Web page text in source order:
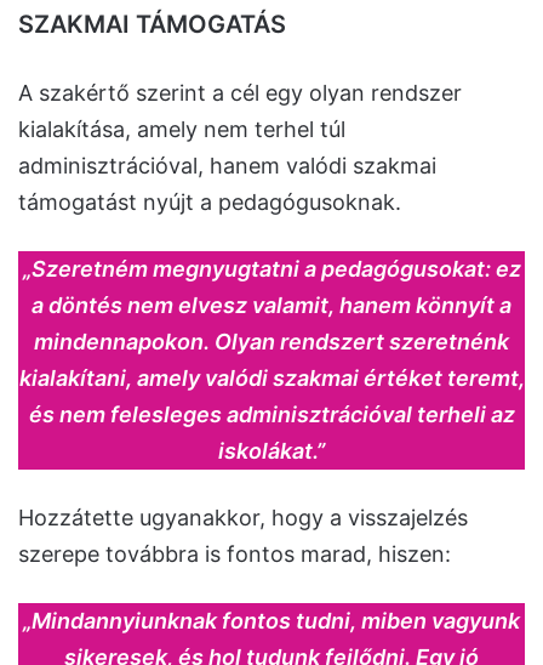
SZAKMAI TÁMOGATÁS
A szakértő szerint a cél egy olyan rendszer
kialakítása, amely nem terhel túl
adminisztrációval, hanem valódi szakmai
támogatást nyújt a pedagógusoknak.
„Szeretném megnyugtatni a pedagógusokat: ez
a döntés nem elvesz valamit, hanem könnyít a
mindennapokon. Olyan rendszert szeretnénk
kialakítani, amely valódi szakmai értéket teremt,
és nem felesleges adminisztrációval terheli az
iskolákat.”
Hozzátette ugyanakkor, hogy a visszajelzés
szerepe továbbra is fontos marad, hiszen:
„Mindannyiunknak fontos tudni, miben vagyunk
sikeresek, és hol tudunk fejlődni. Egy jó